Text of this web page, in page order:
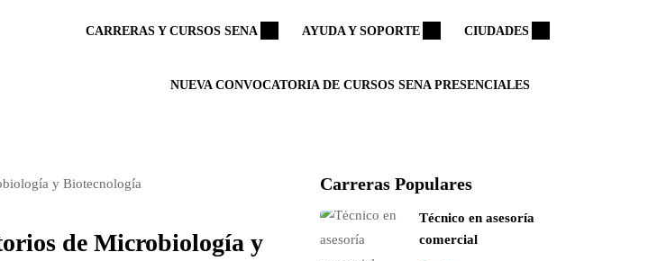
CARRERAS Y CURSOS SENA AYUDA Y SOPORTE CIUDADES
NUEVA CONVOCATORIA DE CURSOS SENA PRESENCIALES
de Microbiología y
Carreras Populares
Técnico en asesoría
comercial